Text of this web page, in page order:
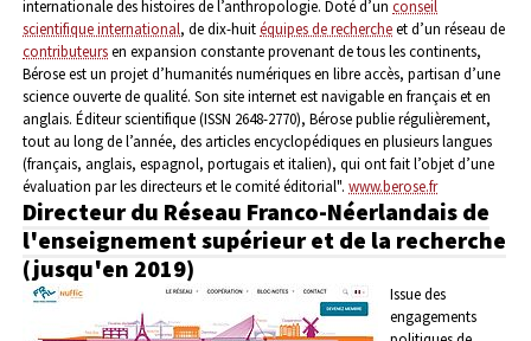
internationale des histoires de l’anthropologie. Doté d’un conseil
scientifique international, de dix-huitéquipes de rechercheet d’un réseau de
contributeursen expansion constante provenant de tous les continents,
Bérose est un projet d’humanités numériques en libre accès, partisan d’une
science ouverte de qualité. Son site internet est navigable en français et en
anglais. Éditeur scientifique (ISSN 2648-2770), Bérose publie régulièrement,
tout au long de l’année, des articles encyclopédiques en plusieurs langues
(français, anglais, espagnol, portugais et italien), qui ont fait l’objet d’une
évaluation par les directeurs et le comité éditorial". www.berose.fr
Directeur du Réseau Franco-Néerlandais de
l'enseignement supérieur et de la recherche
(jusqu'en 2019)
Issue des
engagements